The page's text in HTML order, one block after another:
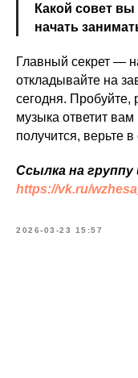
Какой совет
начать
Главный секрет —
откладывайте на
сегодня. Пробуйте,
музыка ответит
получится, верьте в
Ссылка на
https://vk.ru/
2026-03-23 15:57